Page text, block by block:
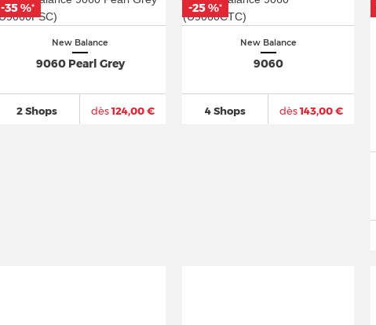
New Balance
9060 Pearl Grey
2 Shops dès124,00 €
-35 %*
New Balance
9060
4 Shops dès143,00 €
-25 %*